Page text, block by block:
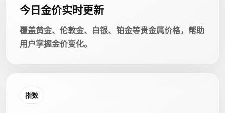
今日金价实时更新
覆盖黄金、伦敦金、白银、铂金等贵金属价格，帮助
用户掌握金价变化。
指数